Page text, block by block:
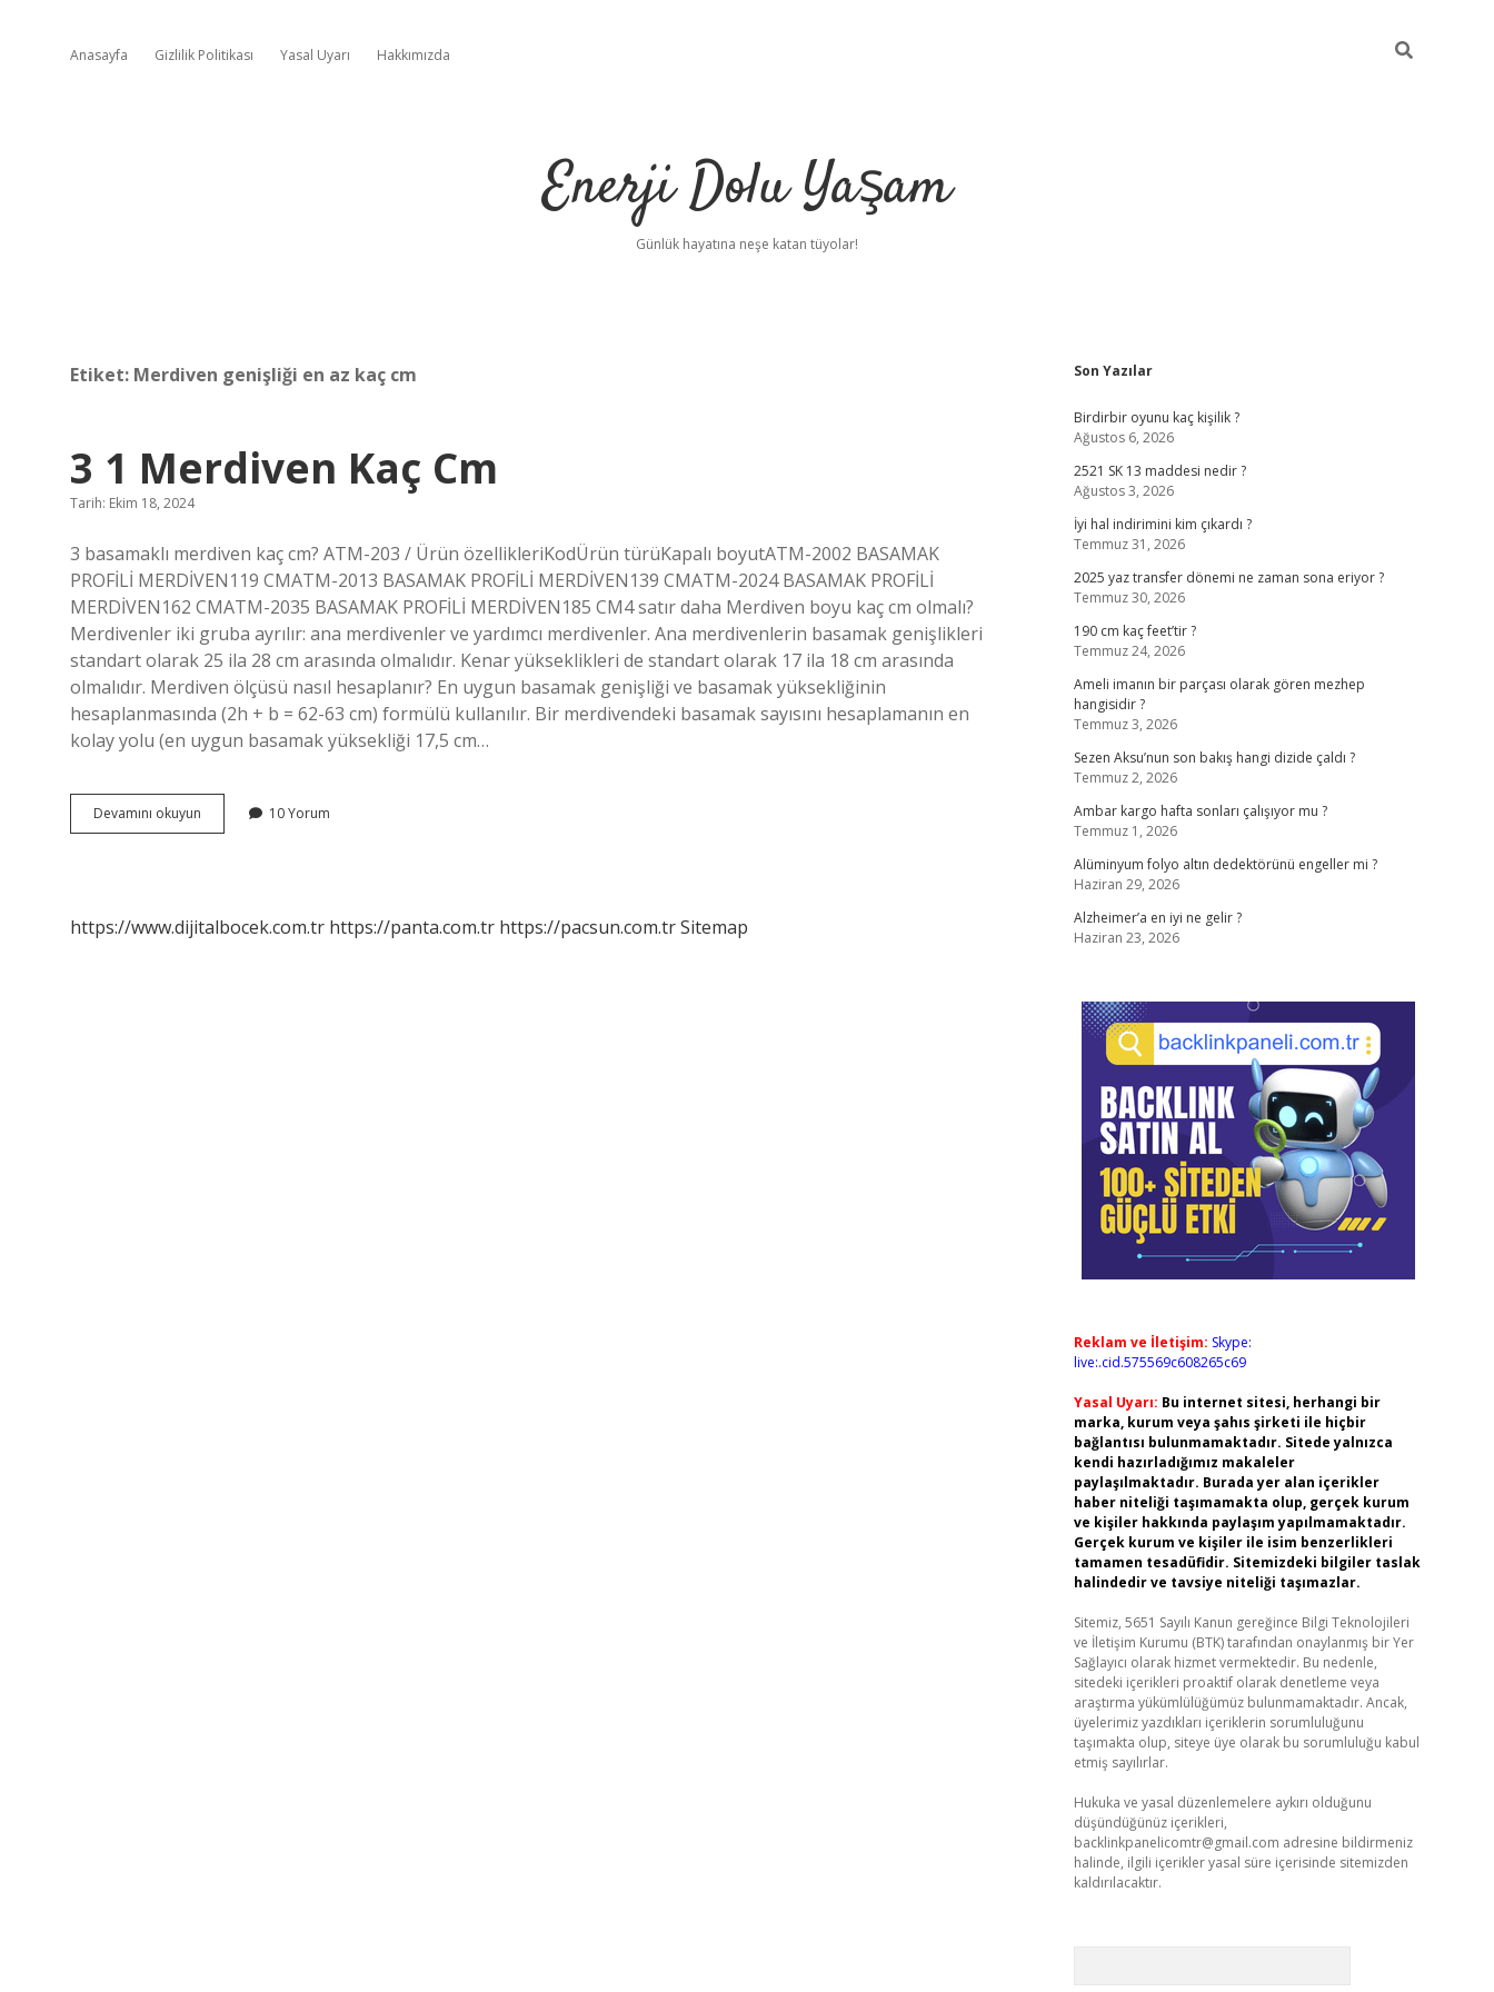
Anasayfa Gizlilik Politikası Yasal Uyarı Hakkımızda
Enerji Dolu Yaşam
Günlük hayatına neşe katan tüyolar!
Etiket: Merdiven genişliği en az kaç cm
3 1 Merdiven Kaç Cm
Tarih: Ekim 18, 2024
3 basamaklı merdiven kaç cm? ATM-203 / Ürün özellikleriKodÜrün türüKapalı boyutATM-2002 BASAMAK
PROFİLİ MERDİVEN119 CMATM-2013 BASAMAK PROFİLİ MERDİVEN139 CMATM-2024 BASAMAK PROFİLİ
MERDİVEN162 CMATM-2035 BASAMAK PROFİLİ MERDİVEN185 CM4 satır daha Merdiven boyu kaç cm olmalı?
Merdivenler iki gruba ayrılır: ana merdivenler ve yardımcı merdivenler. Ana merdivenlerin basamak genişlikleri
standart olarak 25 ila 28 cm arasında olmalıdır. Kenar yükseklikleri de standart olarak 17 ila 18 cm arasında
olmalıdır. Merdiven ölçüsü nasıl hesaplanır? En uygun basamak genişliği ve basamak yüksekliğinin
hesaplanmasında (2h + b = 62-63 cm) formülü kullanılır. Bir merdivendeki basamak sayısını hesaplamanın en
kolay yolu (en uygun basamak yüksekliği 17,5 cm…
Devamını okuyun
1
10 Yorum
https://www.dijitalbocek.com.tr https://panta.com.tr https://pacsun.com.trSitemap
Sidebar
Son Yazılar
Birdirbir oyunu kaç kişilik ?
Ağustos 6, 2026
2521 SK 13 maddesi nedir ?
Ağustos 3, 2026
İyi hal indirimini kim çıkardı ?
Temmuz 31, 2026
2025 yaz transfer dönemi ne zaman sona eriyor ?
Temmuz 30, 2026
190 cm kaç feet’tir ?
Temmuz 24, 2026
Ameli imanın bir parçası olarak gören mezhep
hangisidir ?
Temmuz 3, 2026
Sezen Aksu’nun son bakış hangi dizide çaldı ?
Temmuz 2, 2026
Ambar kargo hafta sonları çalışıyor mu ?
Temmuz 1, 2026
Alüminyum folyo altın dedektörünü engeller mi ?
Haziran 29, 2026
Alzheimer’a en iyi ne gelir ?
Haziran 23, 2026
Reklam ve İletişim: Skype:
live:.cid.575569c608265c69
Yasal Uyarı: Bu internet sitesi, herhangi bir
marka, kurum veya şahıs şirketi ile hiçbir
bağlantısı bulunmamaktadır. Sitede yalnızca
kendi hazırladığımız makaleler
paylaşılmaktadır. Burada yer alan içerikler
haber niteliği taşımamakta olup, gerçek kurum
ve kişiler hakkında paylaşım yapılmamaktadır.
Gerçek kurum ve kişiler ile isim benzerlikleri
tamamen tesadüfidir. Sitemizdeki bilgiler taslak
halindedir ve tavsiye niteliği taşımazlar.
Sitemiz, 5651 Sayılı Kanun gereğince Bilgi Teknolojileri
ve İletişim Kurumu (BTK) tarafından onaylanmış bir Yer
Sağlayıcı olarak hizmet vermektedir. Bu nedenle,
sitedeki içerikleri proaktif olarak denetleme veya
araştırma yükümlülüğümüz bulunmamaktadır. Ancak,
üyelerimiz yazdıkları içeriklerin sorumluluğunu
taşımakta olup, siteye üye olarak bu sorumluluğu kabul
etmiş sayılırlar.
Hukuka ve yasal düzenlemelere aykırı olduğunu
düşündüğünüz içerikleri,
backlinkpanelicomtr@gmail.com adresine bildirmeniz
halinde, ilgili içerikler yasal süre içerisinde sitemizden
kaldırılacaktır.